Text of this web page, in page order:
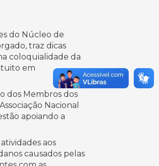
do Núcleo de
traz dicas
coloquialidade da
em
dos Membros dos
Nacional
apoiando a
aos
causados pelas